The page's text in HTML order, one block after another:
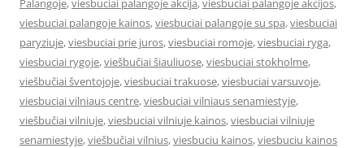
Palangoje,viesbuciai palangoje akcija,viesbuciai palangoje akcijos,
viesbuciai palangoje kainos,viesbuciai palangoje su spa,viesbuciai
paryziuje,viesbuciai prie juros,viesbuciai romoje,viesbuciai ryga,
viesbuciai rygoje,viešbučiai šiauliuose,viesbuciai stokholme,
viešbučiai šventojoje,viesbuciai trakuose,viesbuciai varsuvoje,
viesbuciai vilniaus centre,viesbuciai vilniaus senamiestyje,
viešbučiai vilniuje,viesbuciai vilniuje kainos,viesbuciai vilniuje
senamiestyje,viešbučiai vilnius,viesbuciu kainos,viesbuciu kainos